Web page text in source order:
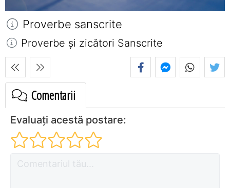
Proverbe sanscrite
Proverbe și zicători Sanscrite
Comentarii
Evaluați acestă postare: